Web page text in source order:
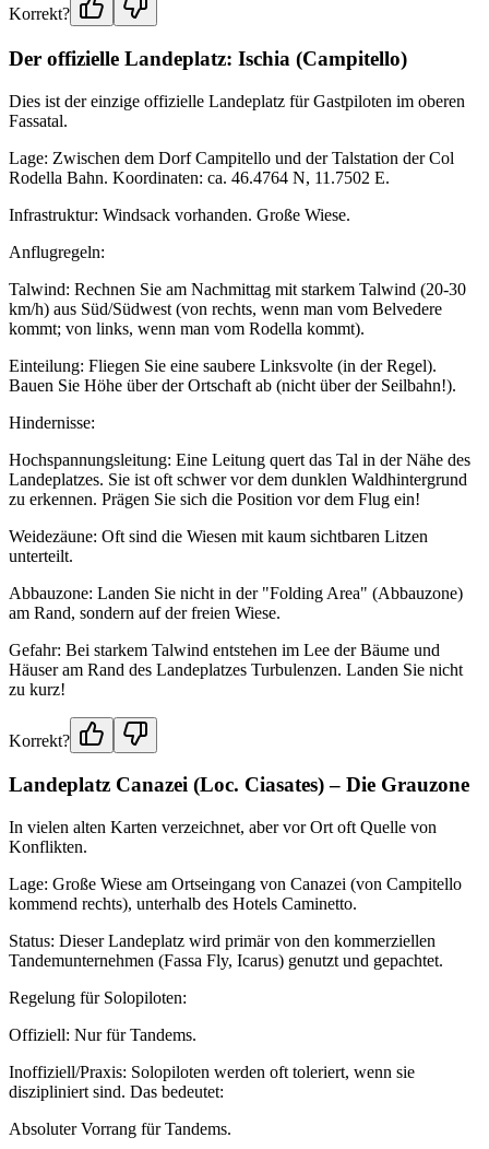
Korrekt?
Der offizielle Landeplatz: Ischia (Campitello)
Dies ist der einzige offizielle Landeplatz für Gastpiloten im oberen
Fassatal.
Lage: Zwischen dem Dorf Campitello und der Talstation der Col
Rodella Bahn. Koordinaten: ca. 46.4764 N, 11.7502 E.
Infrastruktur: Windsack vorhanden. Große Wiese.
Anflugregeln:
Talwind: Rechnen Sie am Nachmittag mit starkem Talwind (20-30
km/h) aus Süd/Südwest (von rechts, wenn man vom Belvedere
kommt; von links, wenn man vom Rodella kommt).
Einteilung: Fliegen Sie eine saubere Linksvolte (in der Regel).
Bauen Sie Höhe über der Ortschaft ab (nicht über der Seilbahn!).
Hindernisse:
Hochspannungsleitung: Eine Leitung quert das Tal in der Nähe des
Landeplatzes. Sie ist oft schwer vor dem dunklen Waldhintergrund
zu erkennen. Prägen Sie sich die Position vor dem Flug ein!
Weidezäune: Oft sind die Wiesen mit kaum sichtbaren Litzen
unterteilt.
Abbauzone: Landen Sie nicht in der "Folding Area" (Abbauzone)
am Rand, sondern auf der freien Wiese.
Gefahr: Bei starkem Talwind entstehen im Lee der Bäume und
Häuser am Rand des Landeplatzes Turbulenzen. Landen Sie nicht
zu kurz!
Korrekt?
Landeplatz Canazei (Loc. Ciasates) – Die Grauzone
In vielen alten Karten verzeichnet, aber vor Ort oft Quelle von
Konflikten.
Lage: Große Wiese am Ortseingang von Canazei (von Campitello
kommend rechts), unterhalb des Hotels Caminetto.
Status: Dieser Landeplatz wird primär von den kommerziellen
Tandemunternehmen (Fassa Fly, Icarus) genutzt und gepachtet.
Regelung für Solopiloten:
Offiziell: Nur für Tandems.
Inoffiziell/Praxis: Solopiloten werden oft toleriert, wenn sie
diszipliniert sind. Das bedeutet:
Absoluter Vorrang für Tandems.